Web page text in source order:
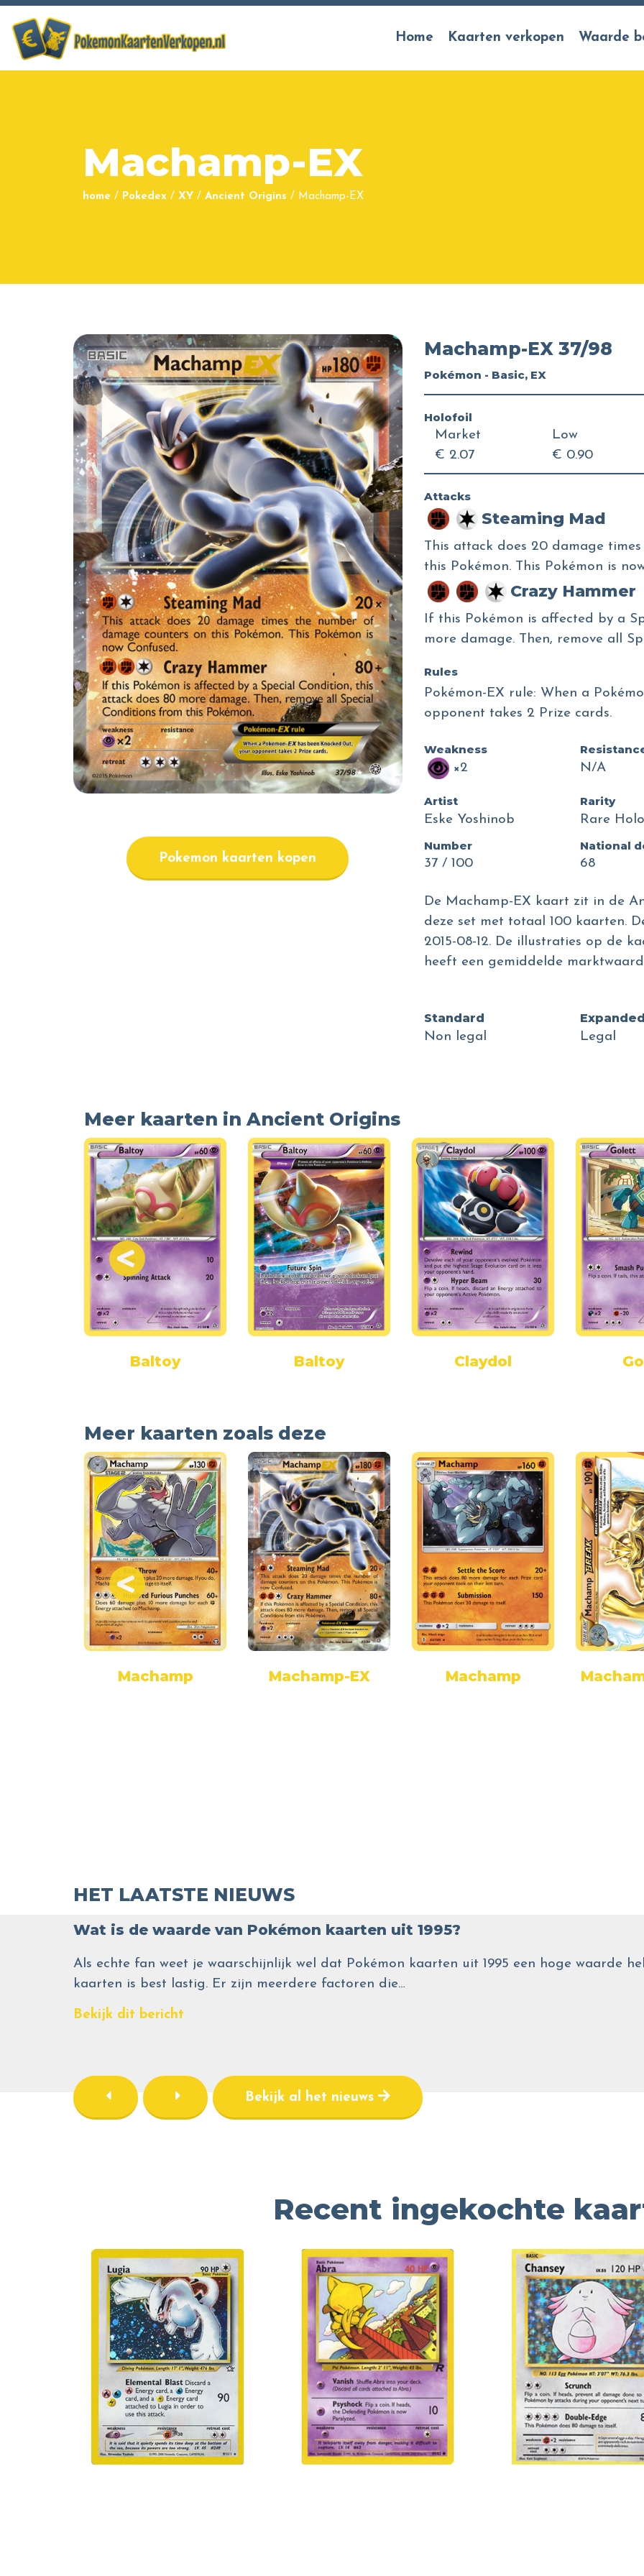
Home Kaarten verkopen Waarde
Machamp-EX
home / Pokedex / XY / Ancient Origins / Machamp-EX
Pokemon kaarten kopen
Machamp-EX 37/98
Pokémon - Basic, EX
Holofoil
Market
€ 2.07
Low
€ 0.90
Attacks
Steaming Mad
This attack does 20 damage
this Pokémon. This Pokémon is
Crazy Hammer
If this Pokémon is affected by a
more damage. Then, remove all
Rules
Pokémon-EX rule: When a
opponent takes 2 Prize cards.
Weakness
×2
N/A
Artist
Eske Yoshinob
Rarity
Rare
Number
37 / 100
National
68
De Machamp-EX kaart zit in de
deze set met totaal 100 kaarten.
2015-08-12. De illustraties op de
heeft een gemiddelde
Standard
Non legal
Expanded
Legal
Meer kaarten in Ancient Origins
Baltoy Baltoy Claydol
Meer kaarten zoals deze
Machamp Machamp-EX Machamp
HET LAATSTE NIEUWS
Wat is de waarde van Pokémon kaarten uit 1995?
Als echte fan weet je waarschijnlijk wel dat Pokémon kaarten uit 1995 een hoge waarde
kaarten is best lastig. Er zijn meerdere factoren die…
Bekijk dit bericht
Bekijk al het nieuws
Recent ingekochte